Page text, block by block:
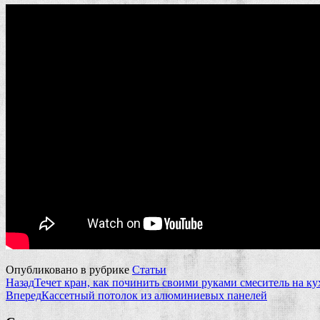
Опубликовано в рубрике Статьи
НазадТечет кран, как починить своими руками смеситель на
ВпередКассетный потолок из алюминиевых панелей